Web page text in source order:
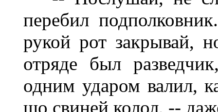
перебил
рукой рот закрывай,
отряде был
одним ударом валил,
шо свиней колол, -- да